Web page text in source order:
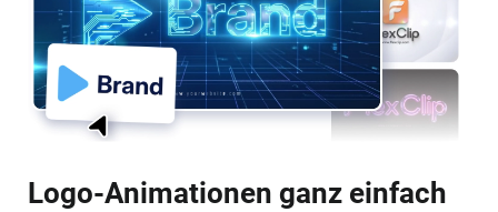
Logo-Animationen ganz einfach